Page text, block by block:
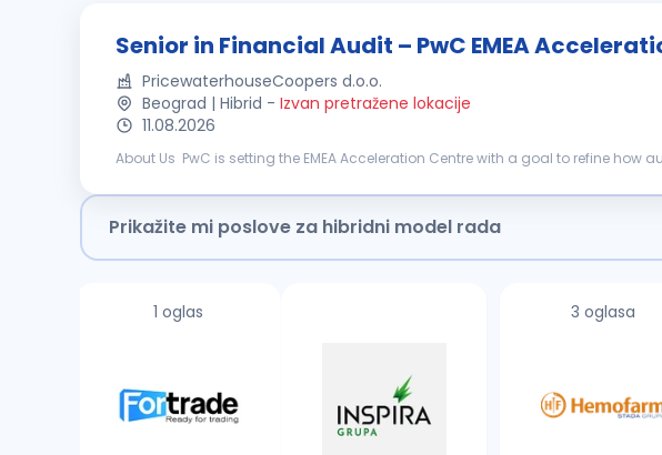
Senior in Financial Audit – PwC EMEA
PricewaterhouseCoopers d.o.o.
Beograd | Hibrid - Izvan pretražene lokacije
11.08.2026
About Us PwC is setting the EMEA Acceleration Centre with a goal to refine
Prikažite mi poslove za hibridni model rada
1 oglas 3 oglasa